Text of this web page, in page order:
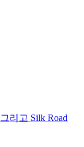
리고 Silk Road